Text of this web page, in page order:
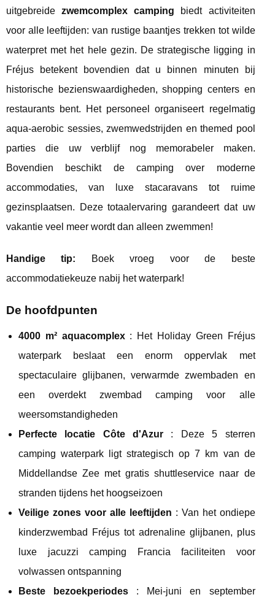
uitgebreidezwemcomplex camping biedt activiteiten
voor alle leeftijden: van rustige baantjes trekken tot wilde
waterpret met het hele gezin. De strategische ligging in
Fréjus betekent bovendien dat u binnen minuten bij
historische bezienswaardigheden, shopping centers en
restaurants bent. Het personeel organiseert regelmatig
aqua-aerobic sessies, zwemwedstrijden en themed pool
parties die uw verblijf nog memorabeler maken.
Bovendien beschikt de camping over moderne
accommodaties, van luxe stacaravans tot ruime
gezinsplaatsen. Deze totaalervaring garandeert dat uw
vakantie veel meer wordt dan alleen zwemmen!
Handige tip: Boek vroeg voor de beste
accommodatiekeuze nabij het waterpark!
De hoofdpunten
4000 m² aquacomplex: Het Holiday Green Fréjus
waterpark beslaat een enorm oppervlak met
spectaculaire glijbanen, verwarmde zwembaden en
een overdekt zwembad camping voor alle
weersomstandigheden
Perfecte locatie Côte d'Azur : Deze 5 sterren
camping waterpark ligt strategisch op 7 km van de
Middellandse Zee met gratis shuttleservice naar de
stranden tijdens het hoogseizoen
Veilige zones voor alle leeftijden : Van het ondiepe
kinderzwembad Fréjus tot adrenaline glijbanen, plus
luxe jacuzzi camping Francia faciliteiten voor
volwassen ontspanning
Beste bezoekperiodes : Mei-juni en september